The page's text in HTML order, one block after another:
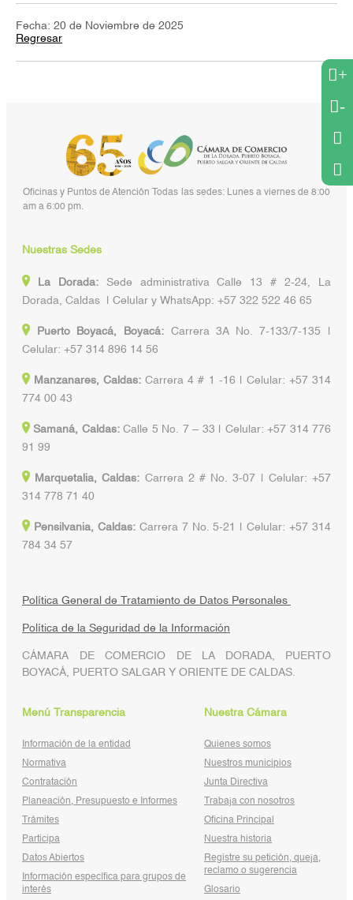
Fecha: 20 de Noviembre de 2025
Regresar
+
-
Oficinas y Puntos de Atención Todas las sedes: Lunes a viernes de 8:00
am a 6:00 pm.
Nuestras Sedes
La Dorada:Sede administrativa Calle 13 # 2-24, La
Dorada, Caldas | Celular y WhatsApp: +57 322 522 46 65
Puerto Boyacá, Boyacá:Carrera 3A No. 7-133/7-135 |
Celular: +57 314 896 14 56
Manzanares, Caldas: Carrera 4 # 1 -16 | Celular: +57 314
774 00 43
Samaná, Caldas:Calle 5 No. 7 – 33 | Celular: +57 314 776
91 99
Marquetalia, Caldas: Carrera 2 # No. 3-07 | Celular: +57
314 778 71 40
Pensilvania, Caldas:Carrera 7 No. 5-21 | Celular: +57 314
784 34 57
Política General de Tratamiento de Datos Personales
Política de la Seguridad de la Información
CÁMARA DE COMERCIO DE LA DORADA, PUERTO
BOYACÁ, PUERTO SALGAR Y ORIENTE DE CALDAS.
Menú Transparencia
Información de la entidad
Normativa
Contratación
Planeación, Presupuesto e Informes
Trámites
Participa
Datos Abiertos
Información específica para grupos de
interés
Nuestra Cámara
Quienes somos
Nuestros municipios
Junta Directiva
Trabaja con nosotros
Oficina Principal
Nuestra historia
Registre su petición, queja,
reclamo o sugerencia
Glosario